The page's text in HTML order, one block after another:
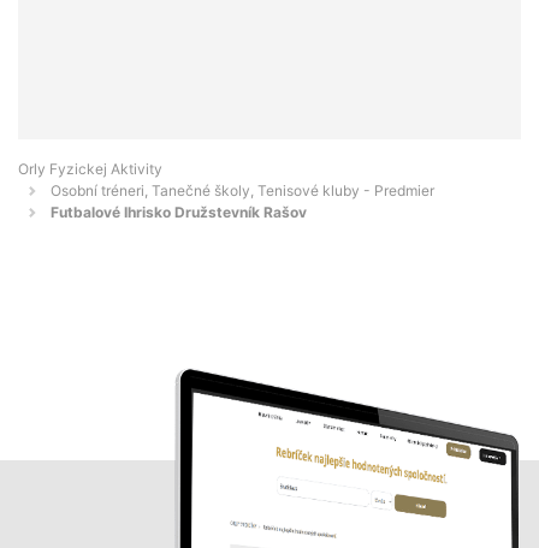
Orly Fyzickej Aktivity
Osobní tréneri, Tanečné školy, Tenisové kluby - Predmier
Futbalové Ihrisko Družstevník Rašov